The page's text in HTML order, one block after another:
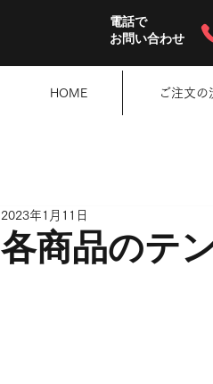
電話で
お問い合わせ
HOME ご注文の
各商品のテ
2023年1月11日